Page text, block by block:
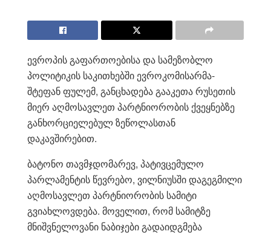
ევროპის გაფართოებისა და სამეზობლო
პოლიტიკის საკითხებში ევროკომისარმა-
შტეფან ფულემ, განცხადება გააკეთა რუსეთის
მიერ აღმოსავლეთ პარტნიორობის ქვეყნებზე
განხორციელებულ ზეწოლასთან
დაკავშირებით.
ბატონო თავმჯდომარევ, პატივცემულო
პარლამენტის წევრებო, ვილნიუსში დაგეგმილი
აღმოსავლეთ პარტნიორობის სამიტი
გვიახლოვდება. მოველით, რომ სამიტზე
მნიშვნელოვანი ნაბიჯები გადაიდგმება